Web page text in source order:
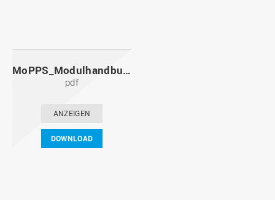
MoPPS_Modulhandbuch_20091201.pdf
pdf
ANZEIGEN
DOWNLOAD